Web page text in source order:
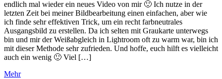
endlich mal wieder ein neues Video von mir 🙂 Ich nutze in der
letzten Zeit bei meiner Bildbearbeitung einen einfachen, aber wie
ich finde sehr effektiven Trick, um ein recht farbneutrales
Ausgangsbild zu erstellen. Da ich selten mit Graukarte unterwegs
bin und mir der Weißabgleich in Lightroom oft zu warm war, bin ich
mit dieser Methode sehr zufrieden. Und hoffe, euch hilft es vielleicht
auch ein wenig 🙂 Viel […]
Mehr